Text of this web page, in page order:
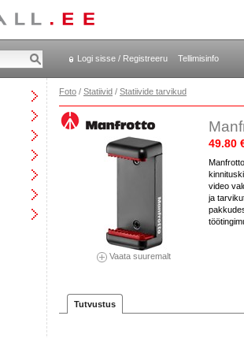
Logi sisse / Registreeru Tellimisinfo
Foto / Statiivid / Statiivide tarvikud
Vaata suuremalt
49.80
video
ja
Tutvustus